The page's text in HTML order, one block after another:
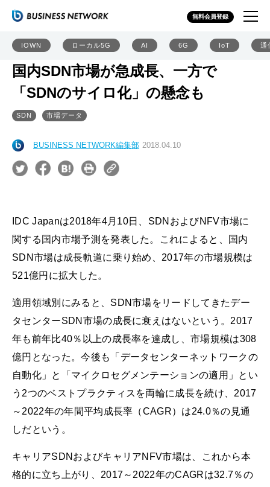
無料会員登録
IOWN ローカル5G AI 6G IoT 通
国内SDN市場が急成長、一方で
「SDNのサイロ化」の懸念も
SDN 市場データ
BUSINESS NETWORK編集部 2018.04.10
IDC Japanは2018年4月10日、SDNおよびNFV市場に
関する国内市場予測を発表した。これによると、国内
SDN市場は成長軌道に乗り始め、2017年の市場規模は
521億円に拡大した。
適用領域別にみると、SDN市場をリードしてきたデー
タセンターSDN市場の成長に衰えはないという。2017
年も前年比40％以上の成長率を達成し、市場規模は308
億円となった。今後も「データセンターネットワークの
自動化」と「マイクロセグメンテーションの適用」とい
う2つのベストプラクティスを両輪に成長を続け、2017
～2022年の年間平均成長率（CAGR）は24.0％の見通
しだという。
キャリアSDNおよびキャリアNFV市場は、これから本
格的に立ち上がり、2017～2022年のCAGRは32.7％の